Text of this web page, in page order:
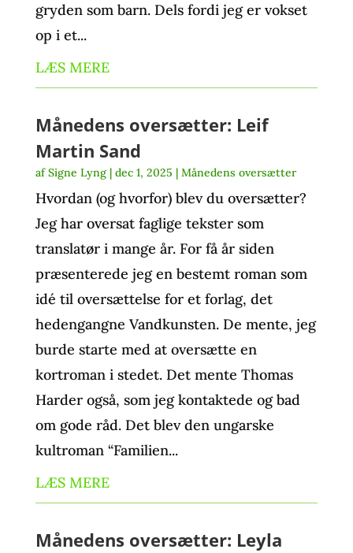
gryden som barn. Dels fordi jeg er vokset
op i et...
LÆS MERE
Månedens oversætter: Leif
Martin Sand
afSigne Lyng| dec 1, 2025 | Månedens oversætter
Hvordan (og hvorfor) blev du oversætter?
Jeg har oversat faglige tekster som
translatør i mange år. For få år siden
præsenterede jeg en bestemt roman som
idé til oversættelse for et forlag, det
hedengangne Vandkunsten. De mente, jeg
burde starte med at oversætte en
kortroman i stedet. Det mente Thomas
Harder også, som jeg kontaktede og bad
om gode råd. Det blev den ungarske
kultroman “Familien...
LÆS MERE
Månedens oversætter: Leyla